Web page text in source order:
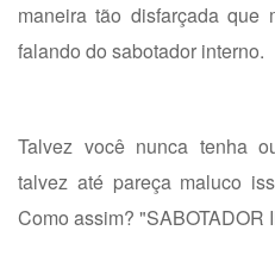
maneira tão disfarçada que
falando do sabotador interno.
Talvez você nunca tenha
talvez até pareça maluco
Como assim? "SABOTADOR